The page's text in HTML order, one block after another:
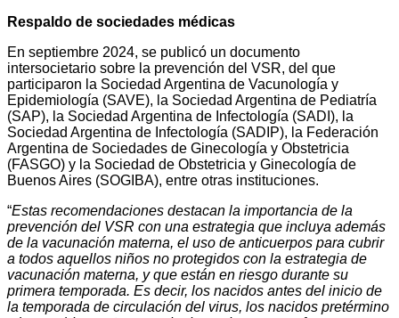
Respaldo de sociedades médicas
En septiembre 2024, se publicó un documento
intersocietario sobre la prevención del VSR, del que
participaron la Sociedad Argentina de Vacunología y
Epidemiología (SAVE), la Sociedad Argentina de Pediatría
(SAP), la Sociedad Argentina de Infectología (SADI), la
Sociedad Argentina de Infectología (SADIP), la Federación
Argentina de Sociedades de Ginecología y Obstetricia
(FASGO) y la Sociedad de Obstetricia y Ginecología de
Buenos Aires (SOGIBA), entre otras instituciones.
“Estas recomendaciones destacan la importancia de la
prevención del VSR con una estrategia que incluya además
de la vacunación materna, el uso de anticuerpos para cubrir
a todos aquellos niños no protegidos con la estrategia de
vacunación materna, y que están en riesgo durante su
primera temporada. Es decir, los nacidos antes del inicio de
la temporada de circulación del virus, los nacidos pretérmino